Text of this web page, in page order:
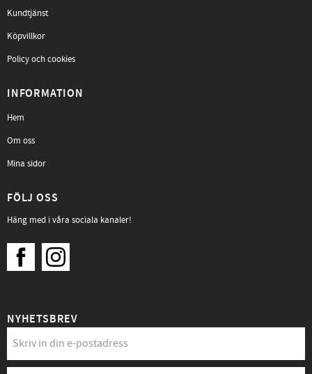
Kundtjänst
Köpvillkor
Policy och cookies
INFORMATION
Hem
Om oss
Mina sidor
FÖLJ OSS
Häng med i våra sociala kanaler!
NYHETSBREV